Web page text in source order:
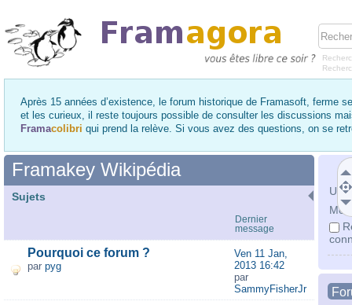
Après 15 années d’existence, le forum historique de Framasoft, ferme
et les curieux, il reste toujours possible de consulter les discussions
Framacolibri qui prend la relève. Si vous avez des questions, on se
Mot
Framakey Wikipédia
Sujets
Dernier
message
Pourquoi ce forum ?
par pyg
Ven 11 Jan,
2013 16:42
par
SammyFisherJr